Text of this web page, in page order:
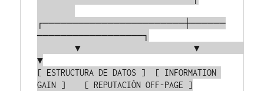
┌────────────────────────┼──────
──────────────────┐
        ▼                        ▼
▼
[ ESTRUCTURA DE DATOS ]  [ INFORMATION
GAIN ]    [ REPUTACIÓN OFF-PAGE ]